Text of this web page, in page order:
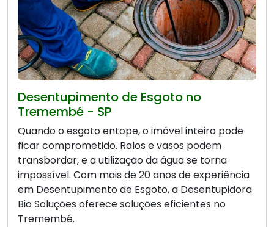
Desentupimento de Esgoto no
Tremembé - SP
Quando o esgoto entope, o imóvel inteiro pode
ficar comprometido. Ralos e vasos podem
transbordar, e a utilização da água se torna
impossível. Com mais de 20 anos de experiência
em Desentupimento de Esgoto, a Desentupidora
Bio Soluções oferece soluções eficientes no
Tremembé.